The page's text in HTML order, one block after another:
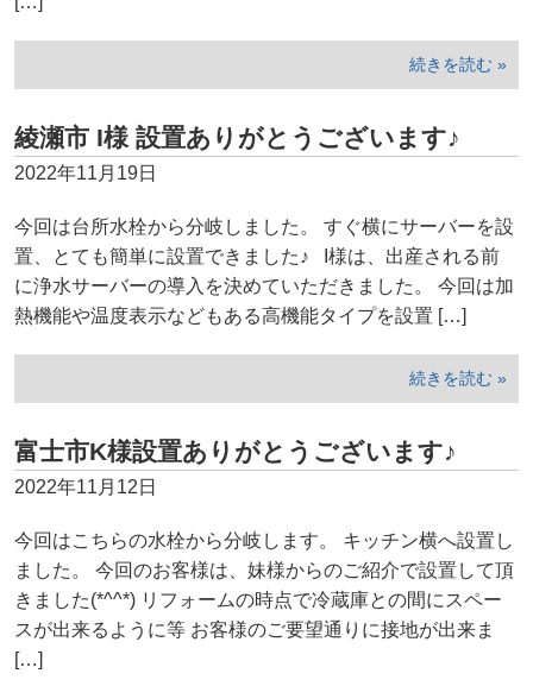
続きを読む »
綾瀬市 I様 設置ありがとうございます♪
2022年11月19日
今回は台所水栓から分岐しました。 すぐ横にサーバーを設
置、とても簡単に設置できました♪ I様は、出産される前
に浄水サーバーの導入を決めていただきました。 今回は加
熱機能や温度表示などもある高機能タイプを設置 […]
続きを読む »
富士市K様設置ありがとうございます♪
2022年11月12日
今回はこちらの水栓から分岐します。 キッチン横へ設置し
ました。 今回のお客様は、妹様からのご紹介で設置して頂
きました(*^^*) リフォームの時点で冷蔵庫との間にスペー
スが出来るように等 お客様のご要望通りに接地が出来ま
[…]